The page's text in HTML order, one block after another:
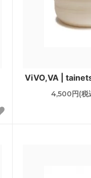
ViVO,VA |
4,500円(税